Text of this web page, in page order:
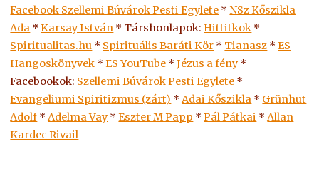
Facebook Szellemi Búvárok Pesti Egylete * NSz Kőszikla
Ada *Karsay István * Társhonlapok:Hittitkok *
Spiritualitas.hu * Spirituális Baráti Kör * Tianasz *ES
Hangoskönyvek *ESYouTube *Jézus a fény *
Facebookok: Szellemi Búvárok Pesti Egylete *
Evangeliumi Spiritizmus (zárt) *Adai Kőszikla * Grünhut
Adolf *Adelma Vay *Eszter M Papp *Pál Pátkai *Allan
Kardec Rivail